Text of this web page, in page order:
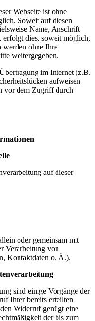
Webseite ist ohne
Soweit auf diesen
Name, Anschrift
erfolgt dies, soweit möglich,
werden ohne Ihre
weitergegeben.
im Internet (z.B.
aufweisen
vor dem Zugriff durch
auf dieser
oder gemeinsam mit
Verarbeitung von
Kontaktdaten o. Ä.).
sind einige Vorgänge der
Ihrer bereits erteilten
Widerruf genügt eine
der bis zum